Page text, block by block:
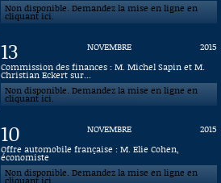
Non disponible. Demandez la mise en ligne en
cliquant ici.
13 NOVEMBRE
2015
Commission des finances : M. Michel Sapin et M.
Christian Eckert sur...
Non disponible. Demandez la mise en ligne en
cliquant ici.
10 NOVEMBRE
2015
Offre automobile française : M. Elie Cohen,
économiste
Non disponible. Demandez la mise en ligne en